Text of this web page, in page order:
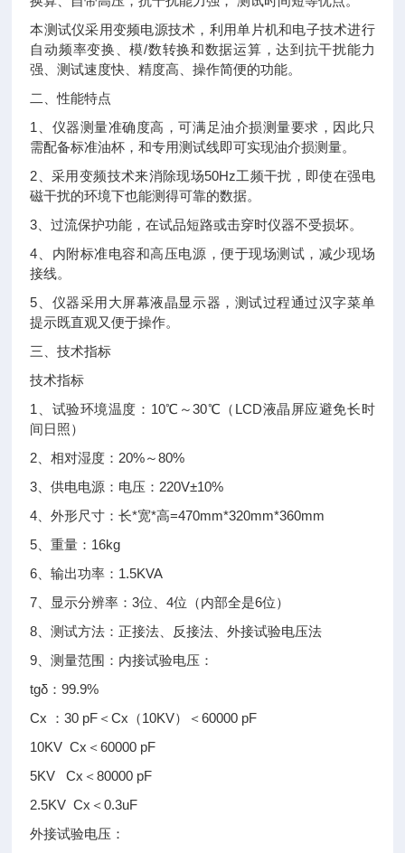
本测试仪采用变频电源技术，利用单片机和电子技术进行
自动频率变换、模/数转换和数据运算，达到抗干扰能力
强、测试速度快、精度高、操作简便的功能。
二、性能特点
1、仪器测量准确度高，可满足油介损测量要求，因此只
需配备标准油杯，和专用测试线即可实现油介损测量。
2、采用变频技术来消除现场50Hz工频干扰，即使在强电
磁干扰的环境下也能测得可靠的数据。
3、过流保护功能，在试品短路或击穿时仪器不受损坏。
4、内附标准电容和高压电源，便于现场测试，减少现场
接线。
5、仪器采用大屏幕液晶显示器，测试过程通过汉字菜单
提示既直观又便于操作。
三、技术指标
技术指标
1、试验环境温度：10℃～30℃（LCD液晶屏应避免长时
间日照）
2、相对湿度：20%～80%
3、供电电源：电压：220V±10%
4、外形尺寸：长*宽*高=470mm*320mm*360mm
5、重量：16kg
6、输出功率：1.5KVA
7、显示分辨率：3位、4位（内部全是6位）
8、测试方法：正接法、反接法、外接试验电压法
9、测量范围：内接试验电压：
tgδ：99.9%
Cx ：30 pF＜Cx（10KV）＜60000 pF
10KV Cx＜60000 pF
5KV Cx＜80000 pF
2.5KV Cx＜0.3uF
外接试验电压：